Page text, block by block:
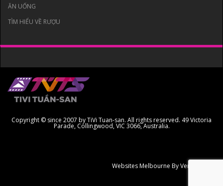
ĂN UỐNG
TÌM HIỂU VỀ RƯỢU
Copyright © since 2007 by TiVi Tuan-san. All rights reserved. 49 Victoria
Parade, Collingwood, VIC 3066, Australia.
Websites Melbourne By Ven Creative